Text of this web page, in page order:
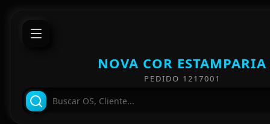
NOVA COR ESTAMPARIA
PEDIDO 1217001